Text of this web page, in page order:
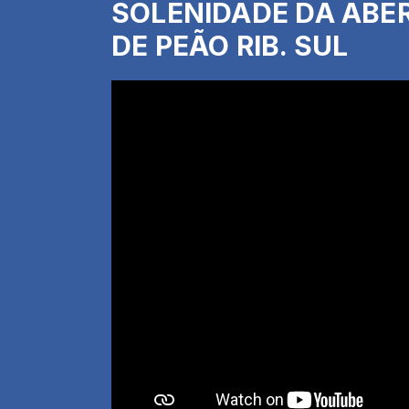
SOLENIDADE DA
DE PEÃO RIB. SUL